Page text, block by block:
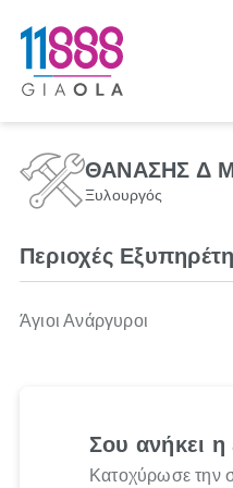
ΘΑΝΑΣΗΣ Δ
Ξυλουργός
Περιοχές
Άγιοι Ανάργυροι
Σου ανήκει η
Κατοχύρωσε την